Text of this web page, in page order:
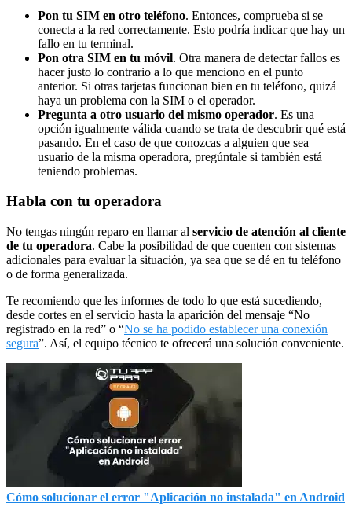
Pon tu SIM en otro teléfono. Entonces, comprueba si se
conecta a la red correctamente. Esto podría indicar que hay un
fallo en tu terminal.
Pon otra SIM en tu móvil. Otra manera de detectar fallos es
hacer justo lo contrario a lo que menciono en el punto
anterior. Si otras tarjetas funcionan bien en tu teléfono, quizá
haya un problema con la SIM o el operador.
Pregunta a otro usuario del mismo operador. Es una
opción igualmente válida cuando se trata de descubrir qué está
pasando. En el caso de que conozcas a alguien que sea
usuario de la misma operadora, pregúntale si también está
teniendo problemas.
Habla con tu operadora
No tengas ningún reparo en llamar al servicio de atención al cliente
de tu operadora. Cabe la posibilidad de que cuenten con sistemas
adicionales para evaluar la situación, ya sea que se dé en tu teléfono
o de forma generalizada.
Te recomiendo que les informes de todo lo que está sucediendo,
desde cortes en el servicio hasta la aparición del mensaje “No
registrado en la red” o “No se ha podido establecer una conexión
segura”. Así, el equipo técnico te ofrecerá una solución conveniente.
Cómo solucionar el error "Aplicación no instalada" en Android